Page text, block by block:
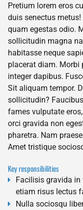
Pretium lorem eros
duis senectus
quam egestas odio.
sollicitudin magna
habitasse neque
placerat diam. Morbi
integer dapibus.
Sit aliquam tempor.
sollicitudin?
fames vulputate
orci gravida non
pharetra. Nam
Amet tristique
Key responsibilities
Facilisis gravida
etiam risus lectus
Nulla sociosqu